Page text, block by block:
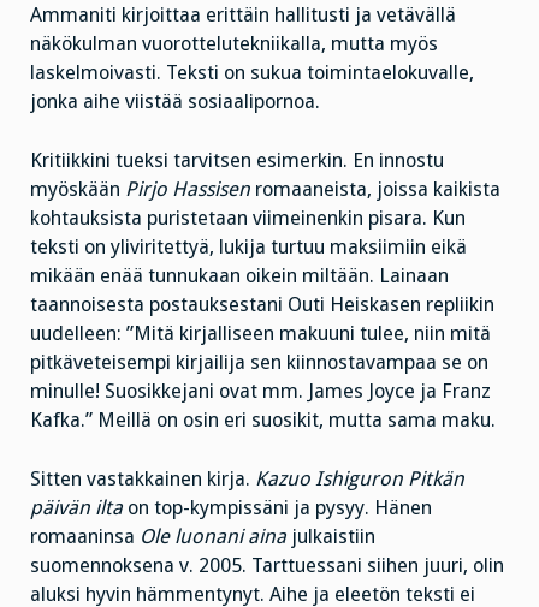
Ammaniti kirjoittaa erittäin hallitusti ja vetävällä
näkökulman vuorottelutekniikalla, mutta myös
laskelmoivasti. Teksti on sukua toimintaelokuvalle,
jonka aihe viistää sosiaalipornoa.
Kritiikkini tueksi tarvitsen esimerkin. En innostu
myöskään Pirjo Hassisen romaaneista, joissa kaikista
kohtauksista puristetaan viimeinenkin pisara. Kun
teksti on yliviritettyä, lukija turtuu maksiimiin eikä
mikään enää tunnukaan oikein miltään. Lainaan
taannoisesta postauksestani Outi Heiskasen repliikin
uudelleen: ”Mitä kirjalliseen makuuni tulee, niin mitä
pitkäveteisempi kirjailija sen kiinnostavampaa se on
minulle! Suosikkejani ovat mm. James Joyce ja Franz
Kafka.” Meillä on osin eri suosikit, mutta sama maku.
Sitten vastakkainen kirja. Kazuo Ishiguron Pitkän
päivän ilta on top-kympissäni ja pysyy. Hänen
romaaninsa Ole luonani aina julkaistiin
suomennoksena v. 2005. Tarttuessani siihen juuri, olin
aluksi hyvin hämmentynyt. Aihe ja eleetön teksti ei